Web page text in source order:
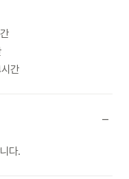
간
다.